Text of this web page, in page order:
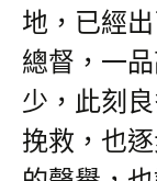
地，已經
總督，一
少，此刻
挽救，也